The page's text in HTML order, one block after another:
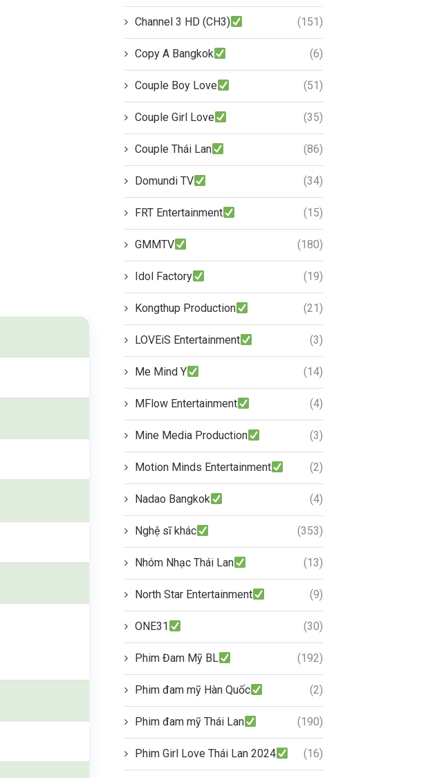
Channel 3 HD (CH3) (151)
Copy A Bangkok (6)
Couple Boy Love (51)
Couple Girl Love (35)
Couple Thái Lan (86)
Domundi TV (34)
FRT Entertainment (15)
GMMTV (180)
Idol Factory (19)
Kongthup Production (21)
LOVEiS Entertainment (3)
Me Mind Y (14)
MFlow Entertainment (4)
Mine Media Production (3)
Motion Minds Entertainment (2)
Nadao Bangkok (4)
Nghệ sĩ khác (353)
Nhóm Nhạc Thái Lan (13)
North Star Entertainment (9)
ONE31 (30)
Phim Đam Mỹ BL (192)
Phim đam mỹ Hàn Quốc (2)
Phim đam mỹ Thái Lan (190)
Phim Girl Love Thái Lan 2024 (16)